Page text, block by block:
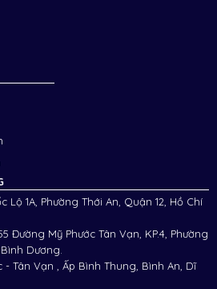
Lộ 1A, Phường Thới An, Quận 12, Hồ Chí
Đường Mỹ Phước Tân Vạn, KP.4, Phường
Dương.
- Tân Vạn , Ấp Bình Thung, Bình An, Dĩ